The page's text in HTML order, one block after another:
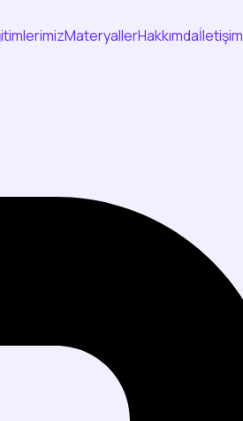
MateryallerHakkımdaİletişim